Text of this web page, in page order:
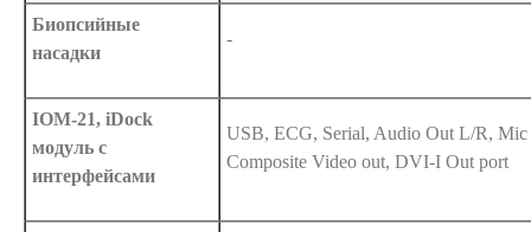
Биопсийные
насадки
-
IOM-21, iDock
модуль с
интерфейсами
USB, ECG, Serial, Audio Out L/R, Mic
Composite Video out, DVI-I Out port